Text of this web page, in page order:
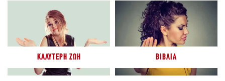
ΚΑΛΎΤΕΡΗ ΖΩΉ ΒΙΒΛΊΑ